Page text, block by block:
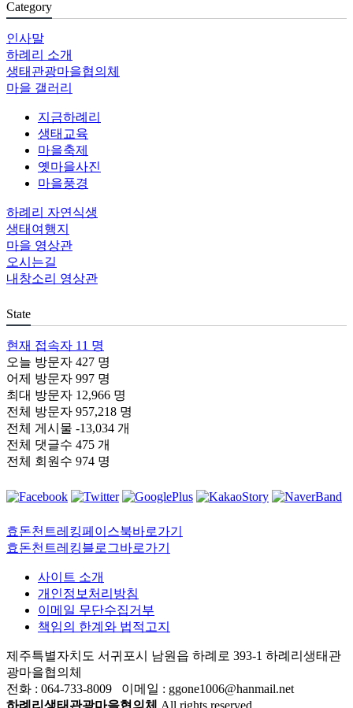
Category
인사말
하례리 소개
생태관광마을협의체
마을 갤러리
지금하례리
생태교육
마을축제
옛마을사진
마을풍경
하례리 자연식생
생태여행지
마을 영상관
오시는길
내창소리 영상관
State
현재 접속자 11 명
오늘 방문자 427 명
어제 방문자 997 명
최대 방문자 12,966 명
전체 방문자 957,218 명
전체 게시물 -13,034 개
전체 댓글수 475 개
전체 회원수 974 명
효돈천트레킹페이스북바로가기
효돈천트레킹블로그바로가기
사이트 소개
개인정보처리방침
이메일 무단수집거부
책임의 한계와 법적고지
제주특별자치도 서귀포시 남원읍 하례로 393-1 하례리생태관
광마을협의체
전화 : 064-733-8009 이메일 : ggone1006@hanmail.net
하례리생태관광마을협의체 All rights reserved.